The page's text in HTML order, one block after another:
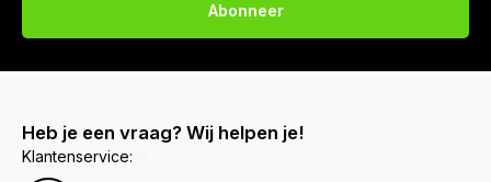
Abonneer
Heb je een vraag? Wij helpen je!
Klantenservice: